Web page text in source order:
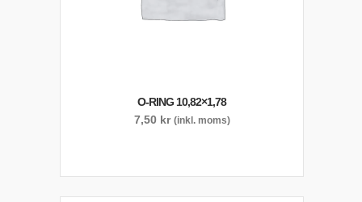
O-RING 10,82×1,78
7,50 kr (inkl. moms)